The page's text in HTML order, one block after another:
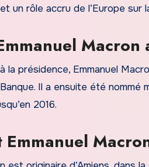
un rôle accru de l’Europe sur
la présidence, Emmanuel
Il a ensuite été nommé
2016.
Emmanuel